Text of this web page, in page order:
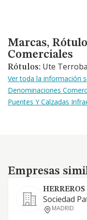
Marcas, Rótulos y
Marcas,
Comerciales
Rótulos: Ute Terroba
Ver toda la información
Denominaciones
Puentes Y Calzadas
Empresas similares
Empresas
Sociedad
MADRID